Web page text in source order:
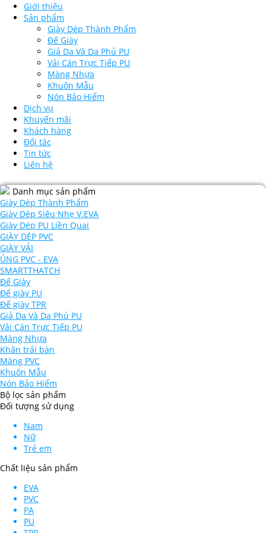
Giới thiệu
Sản phẩm
Giày Dép Thành Phẩm
Đế Giày
Giả Da Và Da Phủ PU
Vải Cán Trực Tiếp PU
Màng Nhựa
Khuôn Mẫu
Nón Bảo Hiểm
Dịch vụ
Khuyến mãi
Khách hàng
Đối tác
Tin tức
Liên hệ
Danh mục sản phẩm
Giày Dép Thành Phẩm
Giày Dép Siêu Nhẹ V.EVA
Giày Dép PU Liền Quai
GIÀY DÉP PVC
GIÀY VẢI
ỦNG PVC - EVA
SMARTTHATCH
Đế Giày
Đế giày PU
Đế giày TPR
Giả Da Và Da Phủ PU
Vải Cán Trực Tiếp PU
Màng Nhựa
Khăn trải bàn
Màng PVC
Khuôn Mẫu
Nón Bảo Hiểm
Bộ lọc sản phẩm
Đối tượng sử dụng
Nam
Nữ
Trẻ em
Chất liệu sản phẩm
EVA
PVC
PA
PU